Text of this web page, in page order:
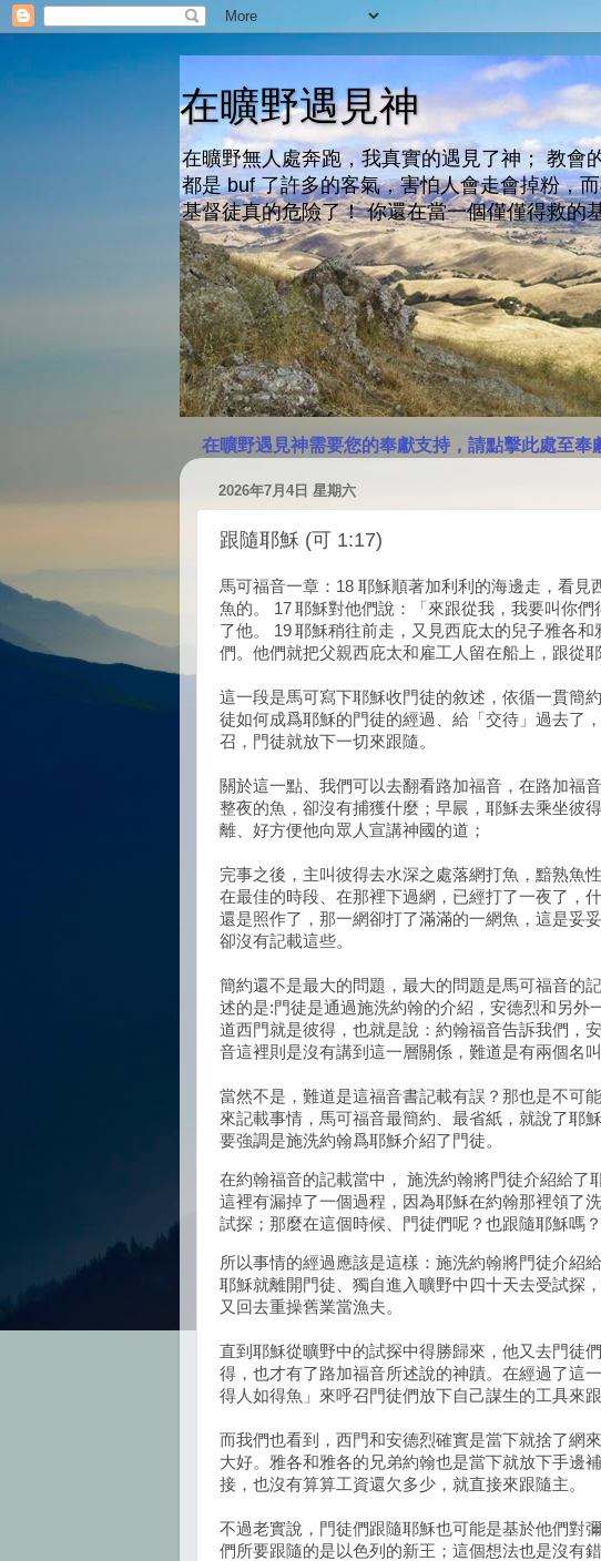
在曠野遇見神
在曠野無人處奔跑，我真實的遇見了神； 教會
都是 buf 了許多的客氣，害怕人會走會掉粉，
基督徒真的危險了！ 你還在當一個僅僅得救的
在曠野遇見神需要您的奉獻支持，請點擊此處至奉
2026年7月4日 星期六
跟隨耶穌 (可 1:17)
馬可福音一章：18 耶穌順著加利利的海邊走，看
魚的。 17 耶穌對他們說：「來跟從我，我要叫你
了他。 19 耶穌稍往前走，又見西庇太的兒子雅各
們。他們就把父親西庇太和雇工人留在船上，跟從耶
這一段是馬可寫下耶穌收門徒的敘述，依循一貫簡
徒如何成爲耶穌的門徒的經過、給「交待」過去了
召，門徒就放下一切來跟隨。
關於這一點、我們可以去翻看路加福音，在路加福
整夜的魚，卻沒有捕獲什麼；早屒，耶穌去乘坐彼
離、好方便他向眾人宣講神國的道；
完事之後，主叫彼得去水深之處落網打魚，黯熟魚
在最佳的時段、在那裡下過網，已經打了一夜了，
還是照作了，那一網卻打了滿滿的一網魚，這是妥
卻沒有記載這些。
簡約還不是最大的問題，最大的問題是馬可福音的
述的是:門徒是通過施洗約翰的介紹，安德烈和另
道西門就是彼得，也就是說：約翰福音告訴我們，
音這裡則是沒有講到這一層關係，難道是有兩個名
當然不是，難道是這福音書記載有誤？那也是不可
來記載事情，馬可福音最簡約、最省紙，就說了耶
要強調是施洗約翰爲耶穌介紹了門徒。
在約翰福音的記載當中， 施洗約翰將門徒介紹給
這裡有漏掉了一個過程，因為耶穌在約翰那裡領了
試探；那麼在這個時候、門徒們呢？也跟隨耶穌嗎？
所以事情的經過應該是這樣：施洗約翰將門徒介紹
耶穌就離開門徒、獨自進入曠野中四十天去受試探
又回去重操舊業當漁夫。
直到耶穌從曠野中的試探中得勝歸來，他又去門徒
得，也才有了路加福音所述說的神蹟。在經過了這
得人如得魚」來呼召門徒們放下自己謀生的工具來跟
而我們也看到，西門和安德烈確實是當下就捨了網
大好。雅各和雅各的兄弟約翰也是當下就放下手邊
接，也沒有算算工資還欠多少，就直接來跟隨主。
不過老實說，門徒們跟隨耶穌也可能是基於他們對
們所要跟隨的是以色列的新王；這個想法也是沒有